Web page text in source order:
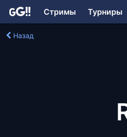
Стримы Турниры
Назад